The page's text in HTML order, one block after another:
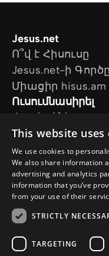
Jesus.net
Ո՞վ է Հիսուսը
Jesus.net-ի
Միացիր
Ուսումնասիրել
Հոդվածներ
Տեսանյութեր
Մեր նախագծերը
Ես հարց ունեմ
Հետևեք մեզ
This website uses
We use cookies to
We also share information
advertising and analytics
information that you’ve
from your use of their
STRICTLY
TARGETING